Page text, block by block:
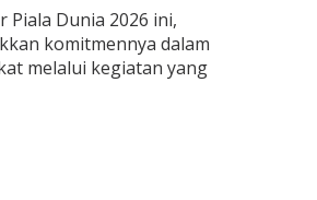
Dunia 2026 ini,
komitmennya dalam
melalui kegiatan yang